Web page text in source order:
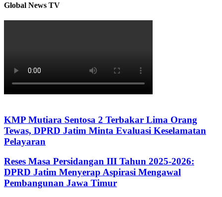
Global News TV
KMP Mutiara Sentosa 2 Terbakar Lima Orang
Tewas, DPRD Jatim Minta Evaluasi Keselamatan
Pelayaran
Reses Masa Persidangan III Tahun 2025-2026:
DPRD Jatim Menyerap Aspirasi Mengawal
Pembangunan Jawa Timur